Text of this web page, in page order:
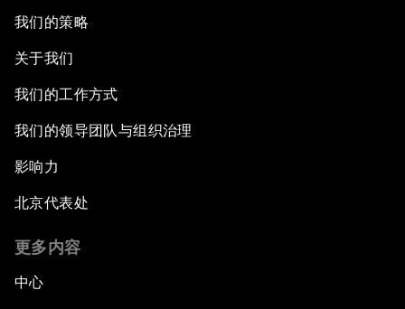
我们的策略
关于我们
我们的工作方式
我们的领导团队与组织治理
影响力
北京代表处
更多内容
中心